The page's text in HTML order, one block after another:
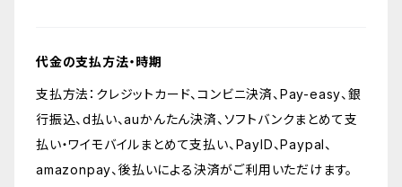
代金の支払方法・時期
支払方法：クレジットカード、コンビニ決済、Pay-easy、銀
行振込、d払い、auかんたん決済、ソフトバンクまとめて支
払い・ワイモバイルまとめて支払い、PayID、Paypal、
amazonpay、後払いによる決済がご利用いただけます。